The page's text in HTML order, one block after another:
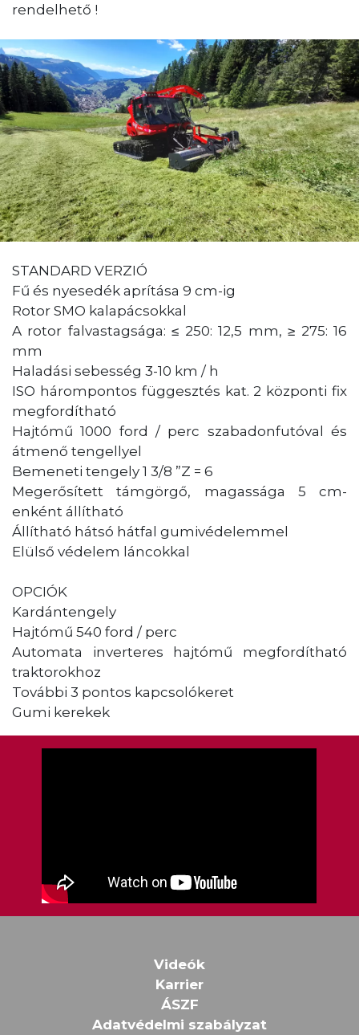
rendelhető !
STANDARD VERZIÓ
Fű és nyesedék aprítása 9 cm-ig
Rotor SMO kalapácsokkal
A rotor falvastagsága: ≤ 250: 12,5 mm, ≥ 275: 16
mm
Haladási sebesség 3-10 km / h
ISO hárompontos függesztés kat. 2 központi fix
megfordítható
Hajtómű 1000 ford / perc szabadonfutóval és
átmenő tengellyel
Bemeneti tengely 1 3/8 ”Z = 6
Megerősített támgörgő, magassága 5 cm-
enként állítható
Állítható hátsó hátfal gumivédelemmel
Elülső védelem láncokkal
OPCIÓK
Kardántengely
Hajtómű 540 ford / perc
Automata inverteres hajtómű megfordítható
traktorokhoz
További 3 pontos kapcsolókeret
Gumi kerekek
Videók
Karrier
ÁSZF
Adatvédelmi szabályzat